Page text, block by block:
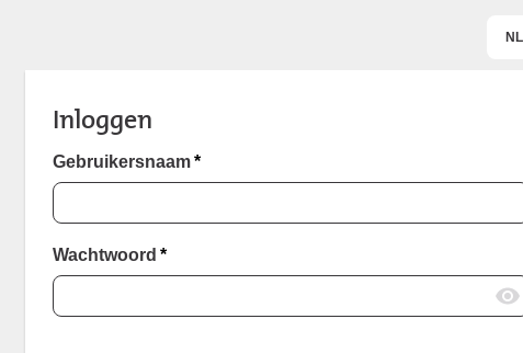
NL
Inloggen
Gebruikersnaam *
Wachtwoord *